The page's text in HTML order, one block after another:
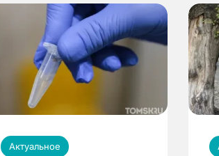
Актуальное